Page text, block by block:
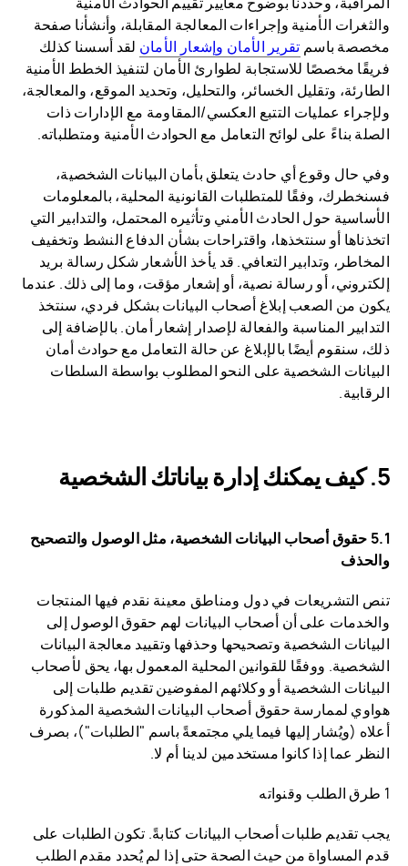
والثغرات الأمنية وإجراءات المعالجة المقابلة، وأنشأنا صفحة
مخصصة باسم تقرير الأمان وإشعار الأمان لقد أسسنا كذلك
فريقًا مخصصًا للاستجابة لطوارئ الأمان لتنفيذ الخطط الأمنية
الطارئة، وتقليل الخسائر، والتحليل، وتحديد الموقع، والمعالجة،
ولإجراء عمليات التتبع العكسي/المقاومة مع الإدارات ذات
الصلة بناءً على لوائح التعامل مع الحوادث الأمنية ومتطلباته.
وفي حال وقوع أي حادث يتعلق بأمان البيانات الشخصية،
فسنخطرك، وفقًا للمتطلبات القانونية المحلية، بالمعلومات
الأساسية حول الحادث الأمني وتأثيره المحتمل، والتدابير التي
اتخذناها أو سنتخذها، واقتراحات بشأن الدفاع النشط وتخفيف
المخاطر، وتدابير التعافي. قد يأخذ الأشعار شكل رسالة بريد
إلكتروني، أو رسالة نصية، أو إشعار مؤقت، وما إلى ذلك. عندما
يكون من الصعب إبلاغ أصحاب البيانات بشكل فردي، سنتخذ
التدابير المناسبة والفعالة لإصدار إشعار أمان. بالإضافة إلى
ذلك، سنقوم أيضًا بالإبلاغ عن حالة التعامل مع حوادث أمان
البيانات الشخصية على النحو المطلوب بواسطة السلطات
الرقابية.
كيف يمكنك إدارة بياناتك الشخصية
5.1 حقوق أصحاب البيانات الشخصية، مثل الوصول والتصحيح
والحذف
تنص التشريعات في دول ومناطق معينة نقدم فيها المنتجات
والخدمات على أن أصحاب البيانات لهم حقوق الوصول إلى
البيانات الشخصية وتصحيحها وحذفها وتقييد معالجة البيانات
الشخصية. ووفقًا للقوانين المحلية المعمول بها، يحق لأصحاب
البيانات الشخصية أو وكلائهم المفوضين تقديم طلبات إلى
هواوي لممارسة حقوق أصحاب البيانات الشخصية المذكورة
أعلاه (ويُشار إليها فيما يلي مجتمعةً باسم "الطلبات")، بصرف
النظر عما إذا كانوا مستخدمين لدينا أم لا.
1 طرق الطلب وقنواته
يجب تقديم طلبات أصحاب البيانات كتابةً. تكون الطلبات على
قدم المساواة من حيث الصحة حتى إذا لم يُحدد مقدم الطلب